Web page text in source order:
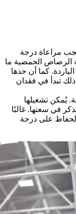
يجب مراعاة درجة
الرصاص الحمضية ما
الباردة. كما أن حدها
وبعد ذلك تبدأ في فقدان
يُمكن تشغيلها
في سعتها. غالبًا
على درجة